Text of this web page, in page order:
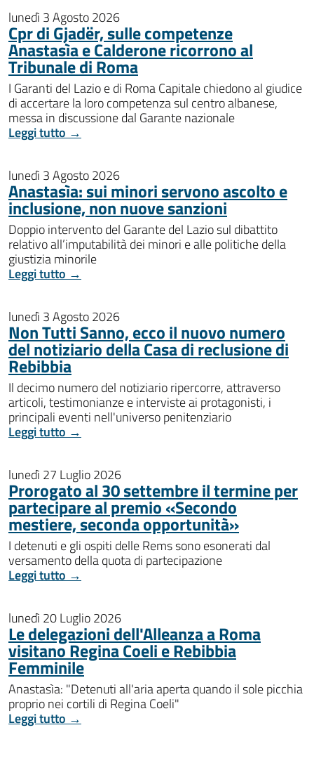
lunedì 3 Agosto 2026
Cpr di Gjadër, sulle competenze
Anastasìa e Calderone ricorrono al
Tribunale di Roma
I Garanti del Lazio e di Roma Capitale chiedono al giudice
di accertare la loro competenza sul centro albanese,
messa in discussione dal Garante nazionale
Leggi tutto →
lunedì 3 Agosto 2026
Anastasìa: sui minori servono ascolto e
inclusione, non nuove sanzioni
Doppio intervento del Garante del Lazio sul dibattito
relativo all’imputabilità dei minori e alle politiche della
giustizia minorile
Leggi tutto →
lunedì 3 Agosto 2026
Non Tutti Sanno, ecco il nuovo numero
del notiziario della Casa di reclusione di
Rebibbia
Il decimo numero del notiziario ripercorre, attraverso
articoli, testimonianze e interviste ai protagonisti, i
principali eventi nell'universo penitenziario
Leggi tutto →
lunedì 27 Luglio 2026
Prorogato al 30 settembre il termine per
partecipare al premio «Secondo
mestiere, seconda opportunità»
I detenuti e gli ospiti delle Rems sono esonerati dal
versamento della quota di partecipazione
Leggi tutto →
lunedì 20 Luglio 2026
Le delegazioni dell'Alleanza a Roma
visitano Regina Coeli e Rebibbia
Femminile
Anastasìa: "Detenuti all'aria aperta quando il sole picchia
proprio nei cortili di Regina Coeli"
Leggi tutto →